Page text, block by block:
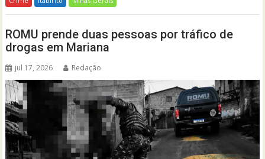
ROMU prende duas pessoas por tráfico de
drogas em Mariana
jul 17, 2026 Redação